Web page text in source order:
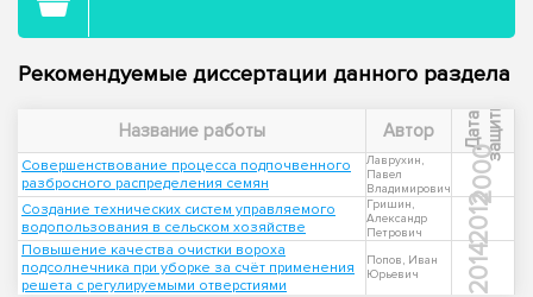
Рекомендуемые диссертации данного раздела
Название работы Автор Д
а
т
а
з
а
щ
и
ты
Совершенствование процесса подпочвенного
разбросного распределения семян
Лаврухин,
Павел
Владимирович
2000
Создание технических систем управляемого
водопользования в сельском хозяйстве
Гришин,
Александр
Петрович
2012
Повышение качества очистки вороха
подсолнечника при уборке за счёт применения
решета с регулируемыми отверстиями
Попов, Иван
Юрьевич
2014